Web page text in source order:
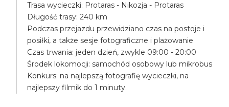
Trasa wycieczki: Protaras - Nikozja - Protaras
Długość trasy: 240 km
Podczas przejazdu przewidziano czas na postoje i
posiłki, a także sesje fotograficzne i plażowanie
Czas trwania: jeden dzień, zwykle 09:00 - 20:00
Środek lokomocji: samochód osobowy lub mikrobus
Konkurs: na najlepszą fotografię wycieczki, na
najlepszy filmik do 1 minuty.